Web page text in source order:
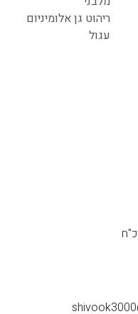
ריהוט גן אלומיניום
עגול